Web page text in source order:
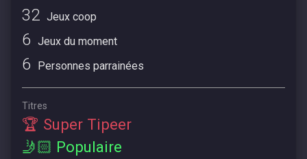
32 Jeux coop
6 Jeux du moment
6 Personnes parrainées
Titres
🏆 Super Tipeer
🤳🏻 Populaire